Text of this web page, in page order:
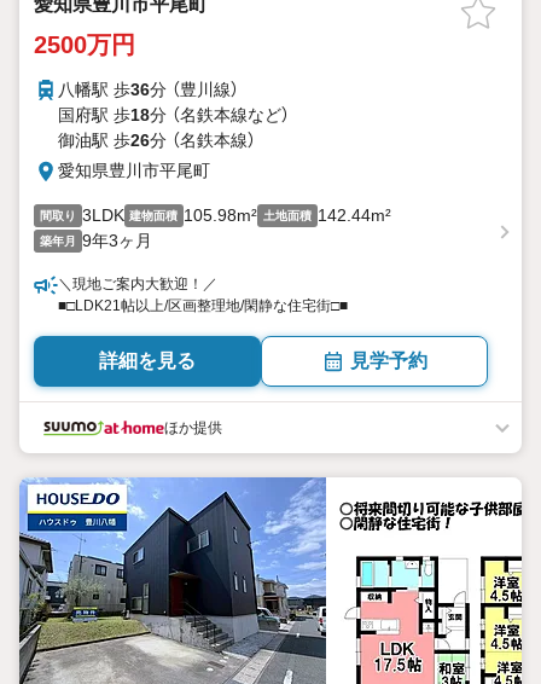
愛知県豊川市平尾町
2500万円
八幡駅 歩36分 （豊川線）
国府駅 歩18分 （名鉄本線など）
御油駅 歩26分 （名鉄本線）
愛知県豊川市平尾町
間取り 3LDK 建物面積 105.98m² 土地面積 142.44m²
築年月 9年3ヶ月
＼現地ご案内大歓迎！／
■□LDK21帖以上/区画整理地/閑静な住宅街□■
詳細を見る 見学予約
ほか提供